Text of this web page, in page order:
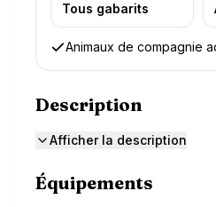
Tous gabarits
Animaux de compagnie
Description
Afficher la description
Équipements